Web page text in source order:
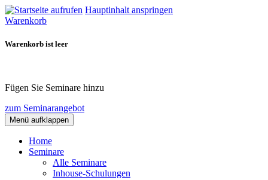
Hauptinhalt anspringen
Warenkorb
Warenkorb ist leer
Fügen Sie Seminare hinzu
zum Seminarangebot
Menü aufklappen
Home
Seminare
Alle Seminare
Inhouse-Schulungen